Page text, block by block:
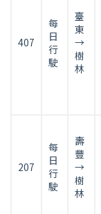
實
表
407
每
日
行
駛
臺
東
→
樹
林
207
每
日
行
駛
壽
豐
→
樹
林